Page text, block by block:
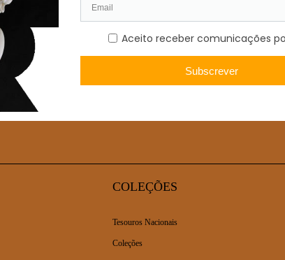
COLEÇÕES
Tesouros Nacionais
Coleções